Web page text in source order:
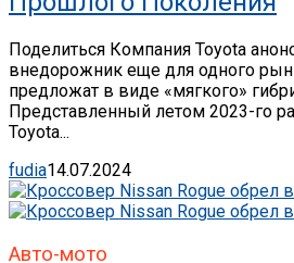
Поделиться Компания Toyota
внедорожник еще для одного
предложат в виде «мягкого»
Представленный летом 2023-го
Toyota...
fudia14.07.2024
Авто-мото